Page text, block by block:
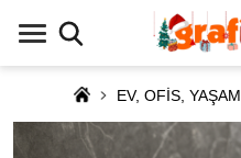
EV, OFİS, YAŞAM